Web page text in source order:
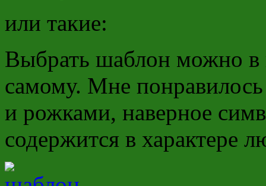
или такие:
Выбрать шаблон можно в
самому. Мне
и рожками, наверное
содержится в характере